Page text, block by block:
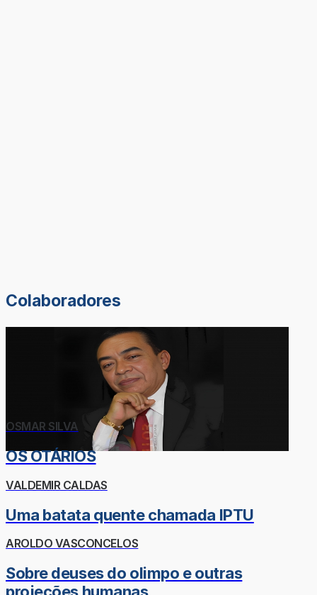
Colaboradores
OSMAR SILVA
OS OTÁRIOS
VALDEMIR CALDAS
Uma batata quente chamada IPTU
AROLDO VASCONCELOS
Sobre deuses do olimpo e outras